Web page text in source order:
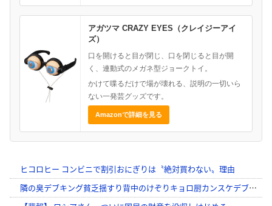
アガツマ CRAZY EYES（クレイジーアイ
ズ）
口を開けると目が閉じ、口を閉じると目が開
く、連動式のメガネ型ジョークトイ。
かけて喋るだけで場が壊れる、説明の一切いら
ない一発芸グッズです。
Amazonで詳細を見る